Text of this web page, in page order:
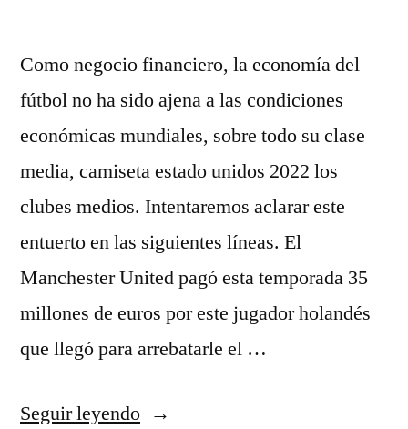
Como negocio financiero, la economía del
fútbol no ha sido ajena a las condiciones
económicas mundiales, sobre todo su clase
media, camiseta estado unidos 2022 los
clubes medios. Intentaremos aclarar este
entuerto en las siguientes líneas. El
Manchester United pagó esta temporada 35
millones de euros por este jugador holandés
que llegó para arrebatarle el …
Seguir leyendo«camisas